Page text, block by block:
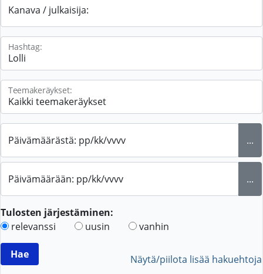
Kanava / julkaisija:
Hashtag:
Teemakeräykset:
Päivämäärästä: pp/kk/vvvv ...
Päivämäärään: pp/kk/vvvv ...
Tulosten järjestäminen:
relevanssi
uusin vanhin
Näytä/piilota lisää hakuehtoja